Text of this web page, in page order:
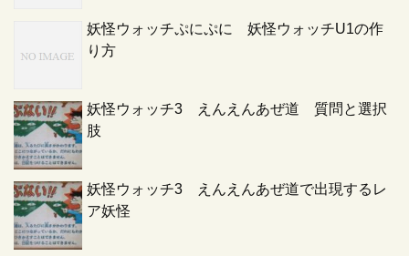
妖怪ウォッチぷにぷに 妖怪ウォッチU1の作
り方
妖怪ウォッチ3 えんえんあぜ道 質問と選択
肢
妖怪ウォッチ3 えんえんあぜ道で出現するレ
ア妖怪